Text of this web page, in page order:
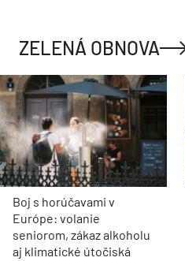
ZELENÁ OBNOVA
Boj s horúčavami v
Európe: volanie
seniorom, zákaz alkoholu
aj klimatické útočiská